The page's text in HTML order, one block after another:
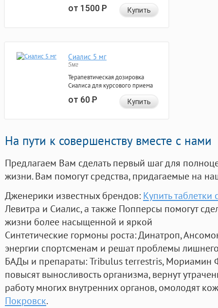
от 1500Р Купить
Сиалис 5 мг
5мг
Терапевтическая дозировка
Сиалиса для курсового приема
от 60Р Купить
На пути к совершенству вместе с нами
Предлагаем Вам сделать первый шаг для
жизни. Вам помогут средства, придагаемые на
Дженерики известных брендов: Купить
Левитра и Сиалис, а также Попперсы помогут
жизни более насыщенной и яркой
Синтетические гормоны роста: Динатроп,
энергии спортсменам и решат проблемы
БАДы и препараты:Tribulus terrestris, Мориамин
повысят выносливость организма, вернут
работу многих внутренних органов, омолодят
Покровск.